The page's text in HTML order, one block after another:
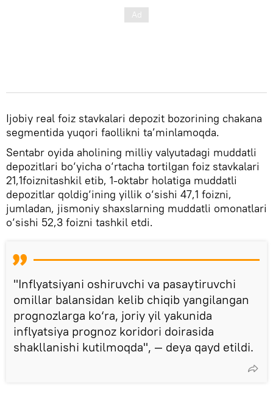
Ijobiy real foiz stavkalari depozit bozorining chakana
segmentida yuqori faollikni ta’minlamoqda.
Sentabr oyida aholining milliy valyutadagi muddatli
depozitlari bo‘yicha o‘rtacha tortilgan foiz stavkalari
21,1foiznitashkil etib, 1-oktabr holatiga muddatli
depozitlar qoldig‘ining yillik o‘sishi 47,1 foizni,
jumladan, jismoniy shaxslarning muddatli omonatlari
o‘sishi 52,3 foizni tashkil etdi.
"Inflyatsiyani oshiruvchi va pasaytiruvchi
omillar balansidan kelib chiqib yangilangan
prognozlarga ko‘ra, joriy yil yakunida
inflyatsiya prognoz koridori doirasida
shakllanishi kutilmoqda", — deya qayd etildi.